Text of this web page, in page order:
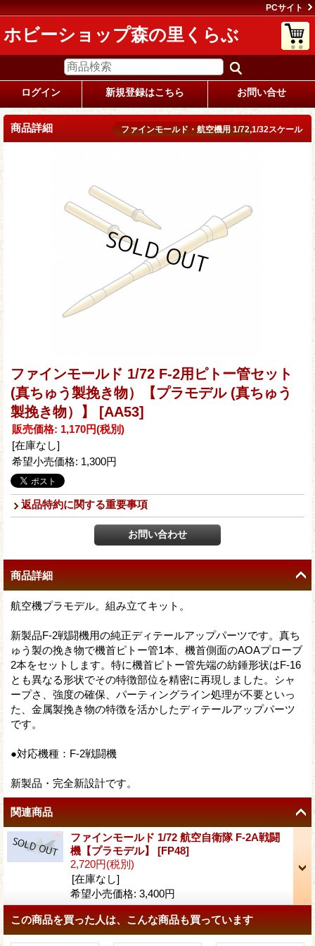
PCサイト
ホビーショップ森の里くらぶ
ログイン 新規登録はこちら お問い合せ
商品詳細 ファインモールド・航空機用 1/72,1/32スケール
ファインモールド 1/72 F-2用ピトー管セット
(真ちゅう製挽き物）【プラモデル (真ちゅう
製挽き物）】 [AA53]
販売価格: 1,170円(税別)
[在庫なし]
希望小売価格: 1,300円
返品特約に関する重要事項
商品詳細
航空機プラモデル。組み立てキット。
新製品F-2戦闘機用の純正ディテールアップパーツです。真ち
ゅう製の挽き物で機首ピトー管1本、機首側面のAOAプローブ
2本をセットします。特に機首ピトー管先端の紡錘形状はF-16
とも異なる形状でその特徴部位を精密に再現しました。シャ
ープさ、強度の確保、パーティングライン処理が不要といっ
た、金属製挽き物の特徴を活かしたディテールアップパーツ
です。
●対応機種：F-2戦闘機
新製品・完全新設計です。
関連商品
ファインモールド 1/72 航空自衛隊 F-2A戦闘
機【プラモデル】 [FP48]
2,720円(税別)
[在庫なし]
希望小売価格: 3,400円
この商品を買った人は、こんな商品も買っています